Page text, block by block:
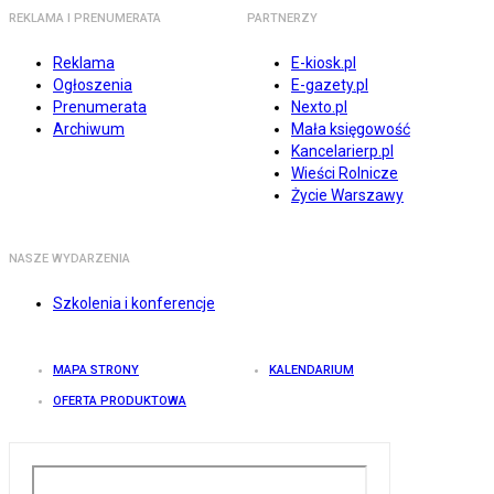
REKLAMA I PRENUMERATA
Reklama
Ogłoszenia
Prenumerata
Archiwum
PARTNERZY
E-kiosk.pl
E-gazety.pl
Nexto.pl
Mała księgowość
Kancelarierp.pl
Wieści Rolnicze
Życie Warszawy
NASZE WYDARZENIA
Szkolenia i konferencje
MAPA STRONY KALENDARIUM
OFERTA PRODUKTOWA